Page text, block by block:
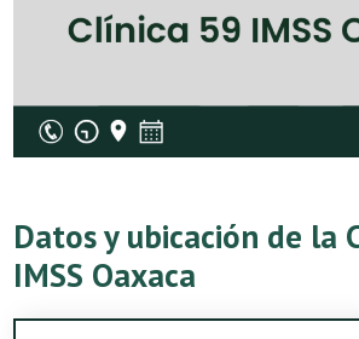
Datos y ubicación de la
IMSS Oaxaca